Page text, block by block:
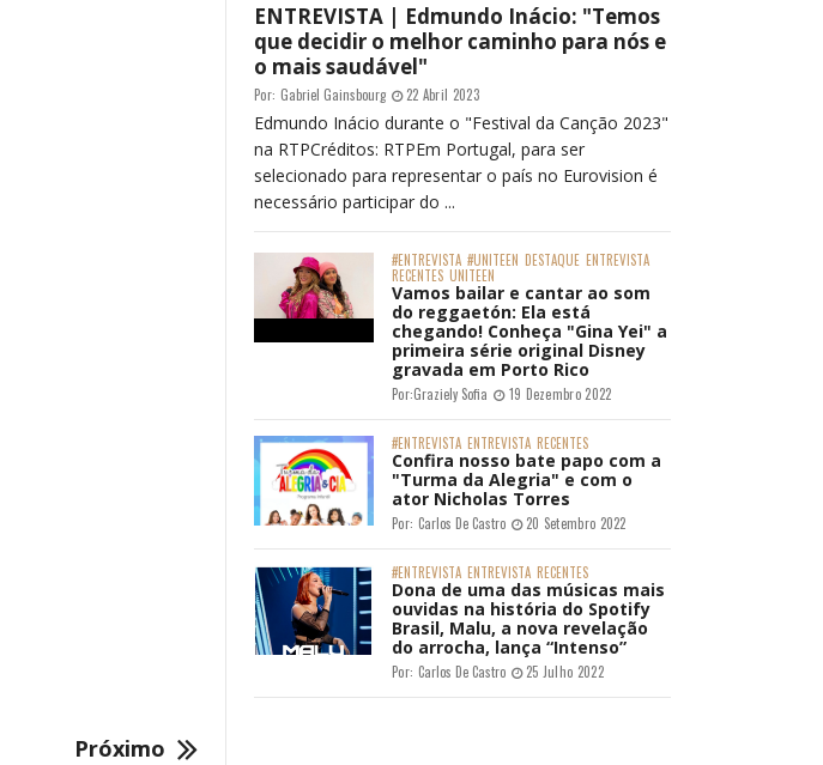
Próximo
ENTREVISTA | Edmundo Inácio: "Temos
que decidir o melhor caminho para nós e
o mais saudável"
Por: Gabriel Gainsbourg 22 Abril 2023
Edmundo Inácio durante o "Festival da Canção 2023"
na RTPCréditos: RTPEm Portugal, para ser
selecionado para representar o país no Eurovision é
necessário participar do ...
#ENTREVISTA #UNITEEN DESTAQUE ENTREVISTA
RECENTES UNITEEN
Vamos bailar e cantar ao som
do reggaetón: Ela está
chegando! Conheça "Gina Yei" a
primeira série original Disney
gravada em Porto Rico
Por:Graziely Sofia 19 Dezembro 2022
#ENTREVISTA ENTREVISTA RECENTES
Confira nosso bate papo com a
"Turma da Alegria" e com o
ator Nicholas Torres
Por: Carlos De Castro 20 Setembro 2022
#ENTREVISTA ENTREVISTA RECENTES
Dona de uma das músicas mais
ouvidas na história do Spotify
Brasil, Malu, a nova revelação
do arrocha, lança “Intenso”
Por: Carlos De Castro 25 Julho 2022